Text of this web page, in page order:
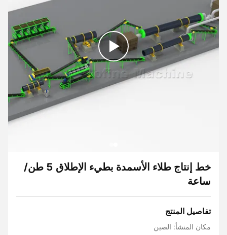
خط إنتاج طلاء الأسمدة بطيء الإطلاق 5 طن/
ساعة
تفاصيل المنتج
مكان المنشأ: الصين